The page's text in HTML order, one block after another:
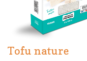
Tofu nature